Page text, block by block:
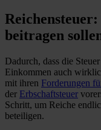
beitragen
Dadurch, dass die
Einkommen auch
mit ihren Forderungen
der Erbschaftsteuer
Schritt, um Reiche
beteiligen.